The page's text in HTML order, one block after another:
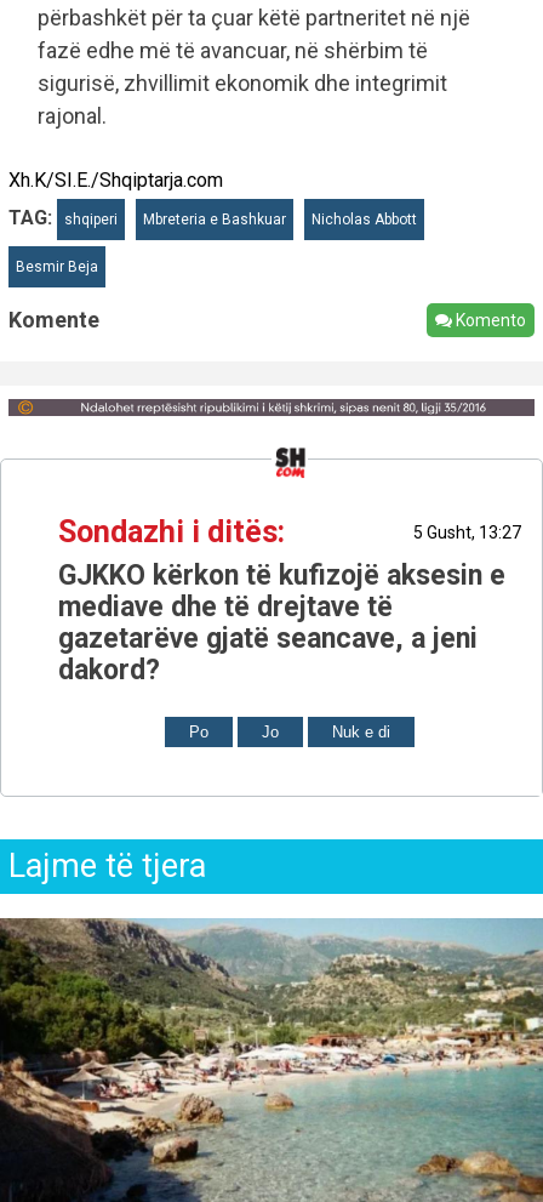
përbashkët për ta çuar këtë partneritet në një
fazë edhe më të avancuar, në shërbim të
sigurisë, zhvillimit ekonomik dhe integrimit
rajonal.
Xh.K/SI.E./Shqiptarja.com
TAG:
shqiperi Mbreteria e Bashkuar Nicholas Abbott
Besmir Beja
Komente Komento
Sondazhi i ditës: 5 Gusht, 13:27
GJKKO kërkon të kufizojë aksesin e
mediave dhe të drejtave të
gazetarëve gjatë seancave, a jeni
dakord?
Po Jo Nuk e di
Lajme të tjera